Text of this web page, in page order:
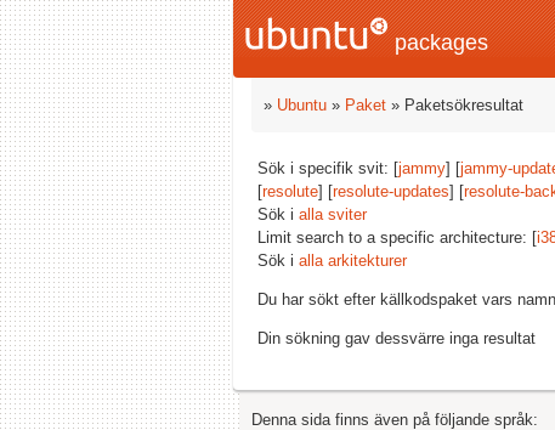
packages
» Ubuntu » Paket » Paketsökresultat
Sök i specifik svit: [jammy] [jammy-
[resolute] [resolute-updates] [resolute-
Sök i alla sviter
Limit search to a specific architecture: [
Sök i alla arkitekturer
Du har sökt efter källkodspaket vars
Din sökning gav dessvärre inga resultat
Denna sida finns även på följande språk: